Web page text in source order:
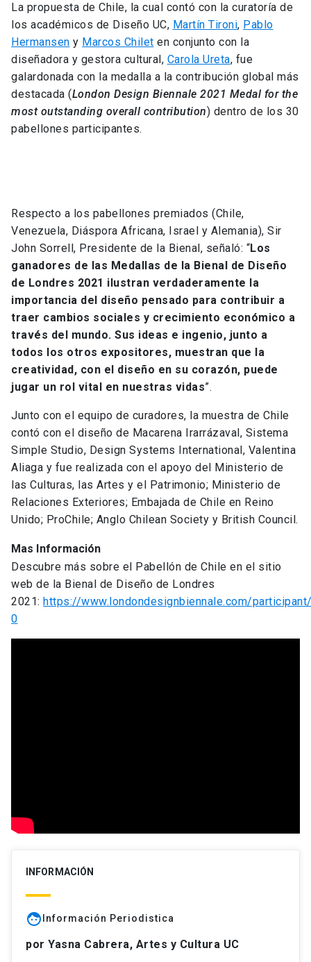
La propuesta de Chile, la cual contó con la curatoría de
los académicos de Diseño UC, Martín Tironi, Pablo
Hermansen y Marcos Chilet en conjunto con la
diseñadora y gestora cultural, Carola Ureta, fue
galardonada con la medalla a la contribución global más
destacada (London Design Biennale 2021 Medal for the
most outstanding overall contribution) dentro de los 30
pabellones participantes.
Respecto a los pabellones premiados (Chile,
Venezuela, Diáspora Africana, Israel y Alemania), Sir
John Sorrell, Presidente de la Bienal, señaló: “Los
ganadores de las Medallas de la Bienal de Diseño
de Londres 2021 ilustran verdaderamente la
importancia del diseño pensado para contribuir a
traer cambios sociales y crecimiento económico a
través del mundo. Sus ideas e ingenio, junto a
todos los otros expositores, muestran que la
creatividad, con el diseño en su corazón, puede
jugar un rol vital en nuestras vidas”.
Junto con el equipo de curadores, la muestra de Chile
contó con el diseño de Macarena Irarrázaval, Sistema
Simple Studio, Design Systems International, Valentina
Aliaga y fue realizada con el apoyo del Ministerio de
las Culturas, las Artes y el Patrimonio; Ministerio de
Relaciones Exteriores; Embajada de Chile en Reino
Unido; ProChile; Anglo Chilean Society y British Council.
Mas Información
Descubre más sobre el Pabellón de Chile en el sitio
web de la Bienal de Diseño de Londres
2021: https://www.londondesignbiennale.com/
0
INFORMACIÓN
face Información Periodistica
por Yasna Cabrera, Artes y Cultura UC